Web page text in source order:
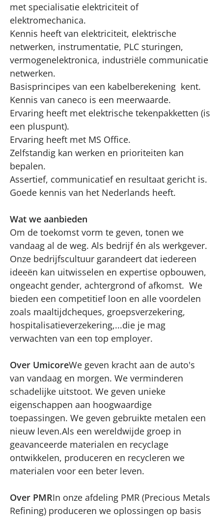
met specialisatie elektriciteit of
elektromechanica.
Kennis heeft van elektriciteit, elektrische
netwerken, instrumentatie, PLC sturingen,
vermogenelektronica, industriële communicatie
netwerken.
Basisprincipes van een kabelberekening kent.
Kennis van caneco is een meerwaarde.
Ervaring heeft met elektrische tekenpakketten (is
een pluspunt).
Ervaring heeft met MS Office.
Zelfstandig kan werken en prioriteiten kan
bepalen.
Assertief, communicatief en resultaat gericht is.
Goede kennis van het Nederlands heeft.
Wat we aanbieden
Om de toekomst vorm te geven, tonen we
vandaag al de weg. Als bedrijf én als werkgever.
Onze bedrijfscultuur garandeert dat iedereen
ideeën kan uitwisselen en expertise opbouwen,
ongeacht gender, achtergrond of afkomst. We
bieden een competitief loon en alle voordelen
zoals maaltijdcheques, groepsverzekering,
hospitalisatieverzekering,...die je mag
verwachten van een top employer.
Over UmicoreWe geven kracht aan de auto's
van vandaag en morgen. We verminderen
schadelijke uitstoot. We geven unieke
eigenschappen aan hoogwaardige
toepassingen. We geven gebruikte metalen een
nieuw leven.Als een wereldwijde groep in
geavanceerde materialen en recyclage
ontwikkelen, produceren en recycleren we
materialen voor een beter leven.
Over PMRIn onze afdeling PMR (Precious Metals
Refining) produceren we oplossingen op basis